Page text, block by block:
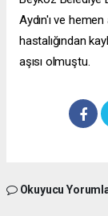
Aydın'ı ve
hastalığından
aşısı olmuştu.
Okuyucu